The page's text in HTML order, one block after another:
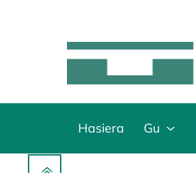
Hasiera Gu